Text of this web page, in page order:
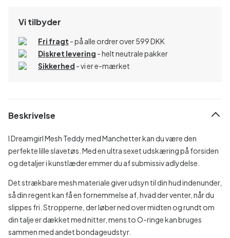
Vi tilbyder
Fri fragt - på alle ordrer over 599 DKK
Diskret levering - helt neutrale pakker
Sikkerhed - vi er e-mærket
Beskrivelse
I Dreamgirl Mesh Teddy med Manchetter kan du være den
perfekte lille slavetøs. Med en ultra sexet udskæring på forsiden
og detaljer i kunstlæder emmer du af submissiv adlydelse.
Det strækbare mesh materiale giver udsyn til din hud indenunder,
så din regent kan få en fornemmelse af, hvad der venter, når du
slippes fri. Stropperne, der løber ned over midten og rundt om
din talje er dækket med nitter, mens to O-ringe kan bruges
sammen med andet bondageudstyr.